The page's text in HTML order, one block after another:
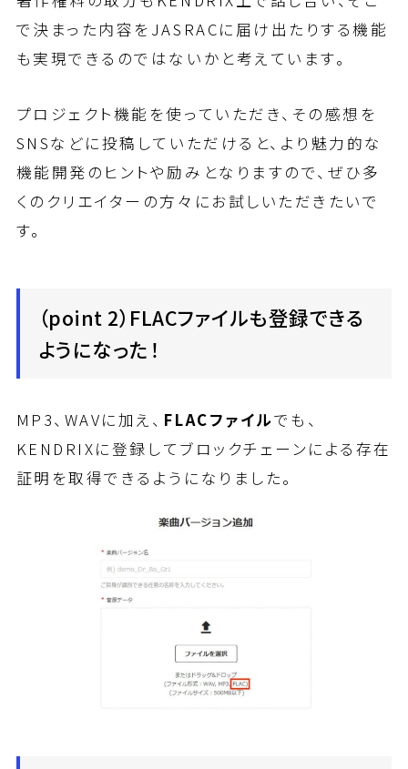
で決まった内容をJASRACに届け出たりする機能
も実現できるのではないかと考えています。
プロジェクト機能を使っていただき、その感想を
SNSなどに投稿していただけると、より魅力的な
機能開発のヒントや励みとなりますので、ぜひ多
くのクリエイターの方々にお試しいただきたいで
す。
（point 2）FLACファイルも登録できる
ようになった！
MP3、WAVに加え、 FLACファイルでも、
KENDRIXに登録してブロックチェーンによる存在
証明を取得できるようになりました。